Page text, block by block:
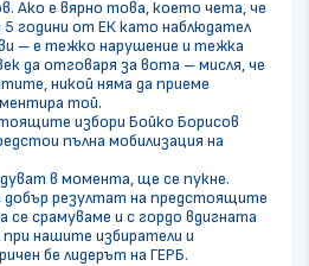
Ако е вярно това, което чета, че
5 години от ЕК като наблюдател
– е тежко нарушение и тежка
да отговаря за вота – мисля, че
никой няма да приеме
той.
избори Бойко Борисов
пълна мобилизация на
в момента, ще се пукне.
добър резултат на предстоящите
се срамуваме и с гордо вдигната
нашите избиратели и
бе лидерът на ГЕРБ.